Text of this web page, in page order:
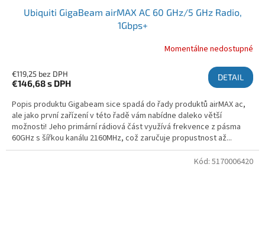
Ubiquiti GigaBeam airMAX AC 60 GHz/5 GHz Radio,
1Gbps+
Momentálne nedostupné
€119,25 bez DPH
€146,68s DPH
DETAIL
Popis produktu Gigabeam sice spadá do řady produktů airMAX ac,
ale jako první zařízení v této řadě vám nabídne daleko větší
možnosti! Jeho primární rádiová část využívá frekvence z pásma
60GHz s šířkou kanálu 2160MHz, což zaručuje propustnost až...
Kód: 5170006420